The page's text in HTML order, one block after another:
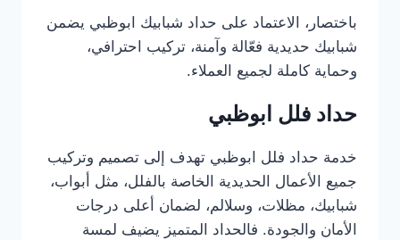
باختصار، الاعتماد على حداد شبابيك ابوظبي يضمن
شبابيك حديدية فعّالة وآمنة، تركيب احترافي،
وحماية كاملة لجميع العملاء.
حداد فلل ابوظبي
خدمة حداد فلل ابوظبي تهدف إلى تصميم وتركيب
جميع الأعمال الحديدية الخاصة بالفلل، مثل أبواب،
شبابيك، مظلات، وسلالم، لضمان أعلى درجات
الأمان والجودة. فالحداد المتميز يضيف لمسة